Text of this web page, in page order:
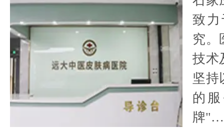
致
究。
技术
坚持
的
牌